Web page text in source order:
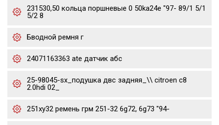
231530,50 кольца поршневые 0 50ka24e "97- 89/1 5/1
5/2 8
Бводной ремня г
24071163363 ate датчик абс
25-98045-sx_подушка двс задняя_\\ citroen c8
2.0hdi 02_
251xy32 ремень грм 251-32 6g72, 6g73 "94-